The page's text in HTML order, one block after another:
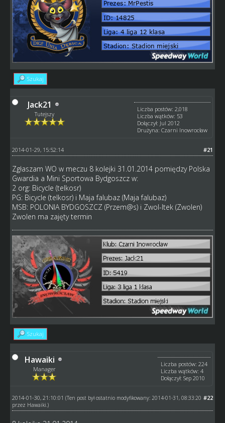
Szukaj
Jack21
Tutejszy
Liczba postów: 2,018
Liczba wątków: 53
Dołączył: Jul 2012
Drużyna: Czarni Inowrocław
#21
2014-01-29, 15:52:14
Zgłaszam WO w meczu 8 kolejki 31.01.2014 pomiędzy Polska
Gwardia a Mini Sportowa Bydgoszcz w:
2 org: Bicycle (telkosr)
PG: Bicycle (telkosr) i Maja falubaz (Maja falubaz)
MSB: POLONIA BYDGOSZCZ (Przem@s) i Zwol-ltek (Zwolen)
Zwolen ma zajęty termin
Szukaj
Hawaiki
Manager
Liczba postów: 224
Liczba wątków: 4
Dołączył: Sep 2010
#22
2014-01-30, 21:10:01 (Ten post był ostatnio modyfikowany: 2014-01-31, 08:33:20
przez Hawaiki .)